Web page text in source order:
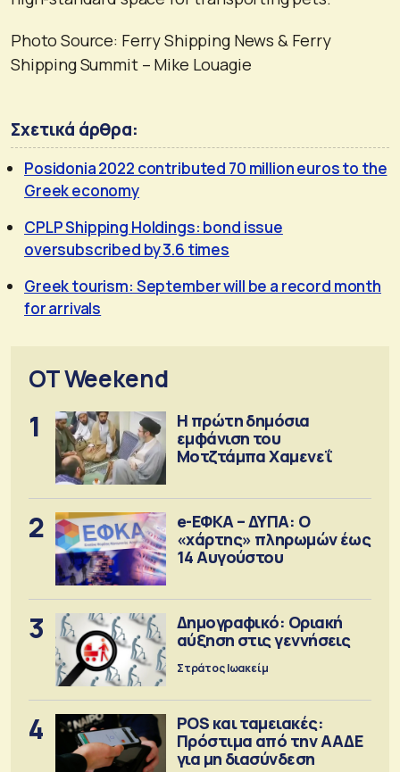
Photo Source: Ferry Shipping News & Ferry
Shipping Summit – Mike Louagie
Σχετικά άρθρα:
Posidonia 2022 contributed 70 million euros to the
Greek economy
CPLP Shipping Holdings: bond issue
oversubscribed by 3.6 times
Greek tourism: September will be a record month
for arrivals
OT Weekend
1
Η πρώτη δημόσια
εμφάνιση του
Μοτζτάμπα Χαμενεΐ
2
e-ΕΦΚΑ – ΔΥΠΑ: Ο
«χάρτης» πληρωμών έως
14 Αυγούστου
3
Δημογραφικό: Οριακή
αύξηση στις γεννήσεις
Στράτος Ιωακείμ
4
POS και ταμειακές:
Πρόστιμα από την ΑΑΔΕ
για μη διασύνδεση